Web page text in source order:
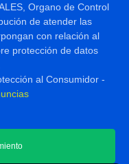
Organo de Control
de atender las
con relación al
protección de datos
al Consumidor -